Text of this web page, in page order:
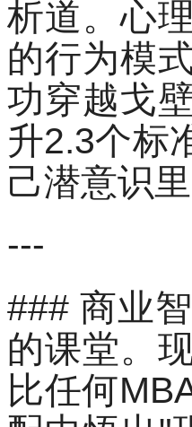
析道。心
的行为模
功穿越戈
升2.3个标
己潜意识
---
### 商业
的课堂。
比任何